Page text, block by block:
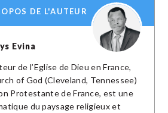
DE L'AUTEUR
Evina
de l’Eglise de Dieu en France,
of God (Cleveland, Tennessee)
Protestante de France, est une
du paysage religieux et